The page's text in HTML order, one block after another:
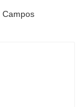
Campos